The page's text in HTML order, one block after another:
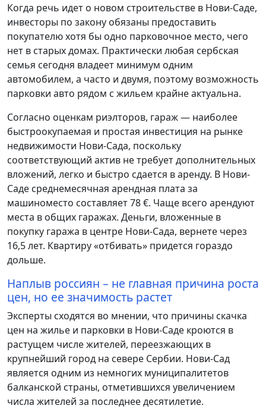
Когда речь идет о новом строительстве в Нови-Саде,
инвесторы по закону обязаны предоставить
покупателю хотя бы одно парковочное место, чего
нет в старых домах. Практически любая сербская
семья сегодня владеет минимум одним
автомобилем, а часто и двумя, поэтому возможность
парковки авто рядом с жильем крайне актуальна.
Согласно оценкам риэлторов, гараж — наиболее
быстроокупаемая и простая инвестиция на рынке
недвижимости Нови-Сада, поскольку
соответствующий актив не требует дополнительных
вложений, легко и быстро сдается в аренду. В Нови-
Саде среднемесячная арендная плата за
машиноместо составляет 78 €. Чаще всего арендуют
места в общих гаражах. Деньги, вложенные в
покупку гаража в центре Нови-Сада, вернете через
16,5 лет. Квартиру «отбивать» придется гораздо
дольше.
Наплыв россиян – не главная причина роста
цен, но ее значимость растет
Эксперты сходятся во мнении, что причины скачка
цен на жилье и парковки в Нови-Саде кроются в
растущем числе жителей, переезжающих в
крупнейший город на севере Сербии. Нови-Сад
является одним из немногих муниципалитетов
балканской страны, отметившихся увеличением
числа жителей за последнее десятилетие.